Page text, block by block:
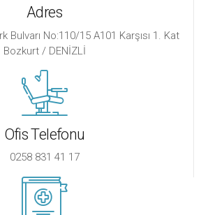
Adres
Bulvarı No:110/15 A101 Karşısı 1. Kat
Bozkurt / DENİZLİ
Ofis Telefonu
0258 831 41 17